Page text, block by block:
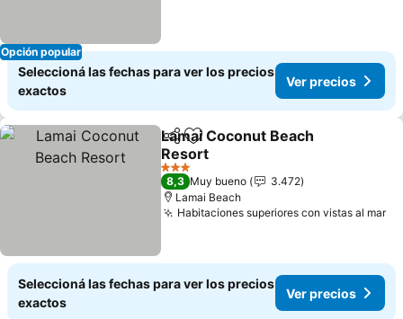
Opción popular
Seleccioná las fechas para ver los precios
exactos
Ver precios
CompartirAñadir a favoritos
Lamai Coconut Beach
Resort
Ver precios
3 Estrellas
8,3 Muy bueno
3.472
Lamai Beach
Habitaciones superiores con vistas al mar
Seleccioná las fechas para ver los precios
exactos
Ver precios